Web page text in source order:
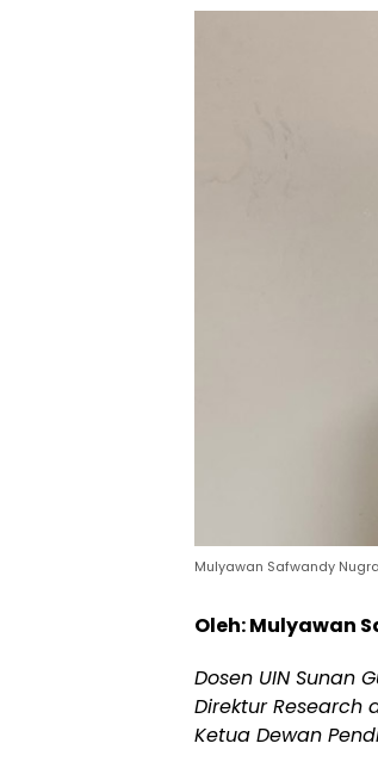
Mulyawan Safwandy
Oleh: Mulyawan
Dosen UIN Sunan
Direktur Research
Ketua Dewan